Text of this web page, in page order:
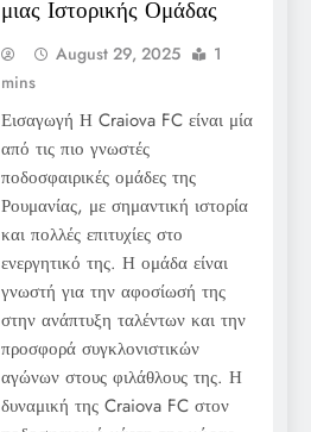
μιας Ιστορικής Ομάδας
August 29, 2025
1
mins
Εισαγωγή Η Craiova FC είναι μία
από τις πιο γνωστές
ποδοσφαιρικές ομάδες της
Ρουμανίας, με σημαντική ιστορία
και πολλές επιτυχίες στο
ενεργητικό της. Η ομάδα είναι
γνωστή για την αφοσίωσή της
στην ανάπτυξη ταλέντων και την
προσφορά συγκλονιστικών
αγώνων στους φιλάθλους της. Η
δυναμική της Craiova FC στον